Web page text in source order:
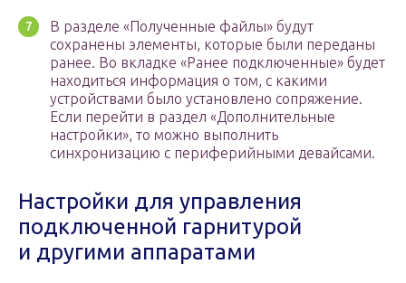
В разделе «Полученные файлы» будут
сохранены элементы, которые были переданы
ранее. Во вкладке «Ранее подключенные» будет
находиться информация о том, с какими
устройствами было установлено сопряжение.
Если перейти в раздел «Дополнительные
настройки», то можно выполнить
синхронизацию с периферийными девайсами.
Настройки для управления
подключенной гарнитурой
и другими аппаратами